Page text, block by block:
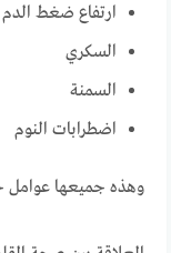
ارتفاع ضغط الدم
السكري
السمنة
اضطرابات النوم
وهذه جميعها